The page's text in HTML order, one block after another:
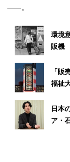
――。
環境
販機
「
福祉
日本
ア・